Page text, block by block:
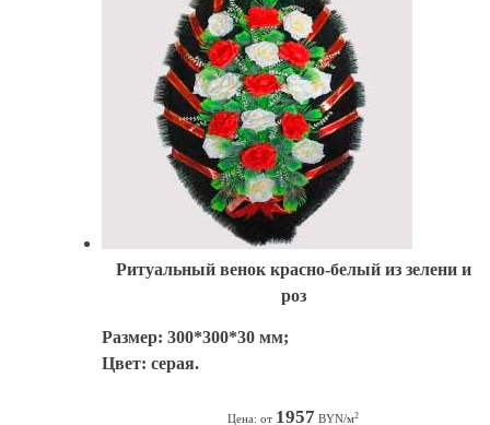
Ритуальный венок красно-белый из зелени и
роз
Размер: 300*300*30 мм;
Цвет: серая.
Цена: от 1957 BYN/м2